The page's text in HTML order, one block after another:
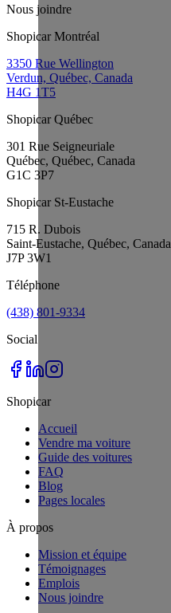
Nous joindre
Shopicar Montréal
3350 Rue Wellington
Verdun, Québec, Canada
H4G 1T5
Shopicar Québec
301 Rue Seigneuriale
Québec, Québec, Canada
G1C 3P7
Shopicar St-Eustache
715 R. Dubois
Saint-Eustache, Québec, Canada
J7P 3W1
Téléphone
(438) 801-9334
Social
Shopicar
Accueil
Vendre ma voiture
Guide des voitures
FAQ
Blog
Pages locales
À propos
Mission et équipe
Témoignages
Emplois
Nous joindre